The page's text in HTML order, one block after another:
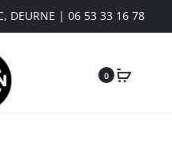
DEURNE | 06 53 33 16 78
0